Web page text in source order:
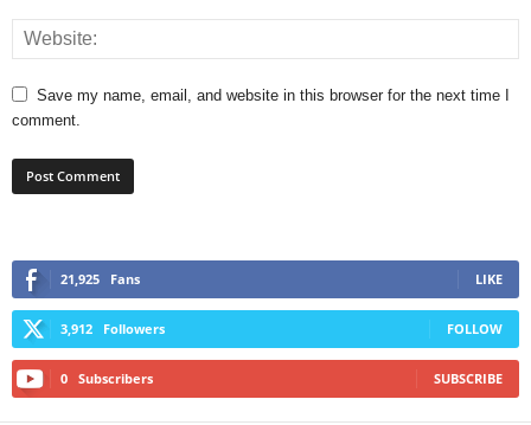
Save my name, email, and website in this browser for the next time I
comment.
21,925 Fans LIKE
3,912 Followers FOLLOW
0 Subscribers SUBSCRIBE